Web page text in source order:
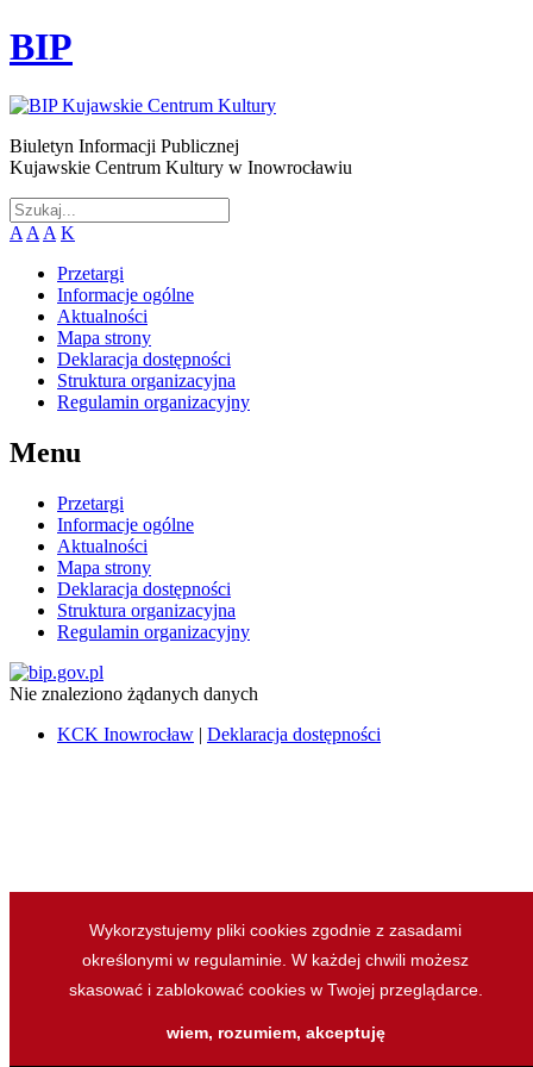
Wykorzystujemy pliki cookies zgodnie z zasadami
określonymi w regulaminie. W każdej chwili możesz
skasować i zablokować cookies w Twojej przeglądarce.
wiem, rozumiem, akceptuję
BIP
Biuletyn Informacji Publicznej
Kujawskie Centrum Kultury w Inowrocławiu
A A A K
Przetargi
Informacje ogólne
Aktualności
Mapa strony
Deklaracja dostępności
Struktura organizacyjna
Regulamin organizacyjny
Menu
Przetargi
Informacje ogólne
Aktualności
Mapa strony
Deklaracja dostępności
Struktura organizacyjna
Regulamin organizacyjny
Nie znaleziono żądanych danych
KCK Inowrocław | Deklaracja dostępności